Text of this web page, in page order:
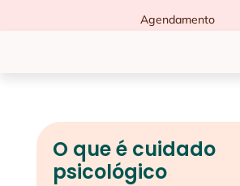
Agendamento
O que é cuidado
psicológico